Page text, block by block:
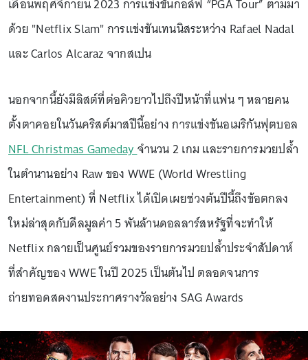
เดือนพฤศจิกายน 2023 การแข่งขันกอล์ฟ “PGA Tour” ตามมา
ด้วย "Netflix Slam" การแข่งขันเทนนิสระหว่าง Rafael Nadal
และ Carlos Alcaraz จากสเปน
นอกจากนี้ยังมีลิสต์ที่ต่อคิวยาวไปถึงปีหน้าที่แฟน ๆ หลายคน
ตั้งตาคอยในวันคริสต์มาสปีนี้อย่าง การแข่งขันอเมริกันฟุตบอล
NFL Christmas Gamedayจำนวน 2 เกม และรายการมวยปล้ำ
ในตำนานอย่าง Raw ของ WWE (World Wrestling
Entertainment) ที่ Netflix ได้เปิดเผยช่วงต้นปีนี้ถึงข้อตกลง
ใหม่ล่าสุดกับดีลมูลค่า 5 พันล้านดอลลาร์สหรัฐที่จะทำให้
Netflix กลายเป็นศูนย์รวมของรายการมวยปล้ำประจำสัปดาห์
ที่สำคัญของ WWE ในปี 2025 เป็นต้นไป ตลอดจนการ
ถ่ายทอดสดงานประกาศรางวัลอย่าง SAG Awards